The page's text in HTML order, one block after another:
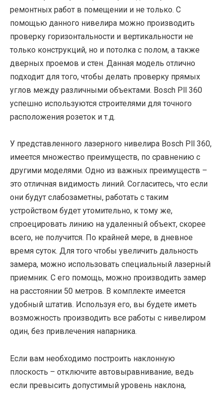
ремонтных работ в помещении и не только. С
помощью данного нивелира можно производить
проверку горизонтальности и вертикальности не
только конструкций, но и потолка с полом, а также
дверных проемов и стен. Данная модель отлично
подходит для того, чтобы делать проверку прямых
углов между различными объектами. Bosch Pll 360
успешно используются строителями для точного
расположения розеток и т.д.
У представленного лазерного нивелира Bosch Pll 360,
имеется множество преимуществ, по сравнению с
другими моделями. Одно из важных преимуществ –
это отличная видимость линий. Согласитесь, что если
они будут слабозаметны, работать с таким
устройством будет утомительно, к тому же,
спроецировать линию на удаленный объект, скорее
всего, не получится. По крайней мере, в дневное
время суток. Для того чтобы увеличить дальность
замера, можно использовать специальный лазерный
приемник. С его помощь, можно производить замер
на расстоянии 50 метров. В комплекте имеется
удобный штатив. Используя его, вы будете иметь
возможность производить все работы с нивелиром
один, без привлечения напарника.
Если вам необходимо построить наклонную
плоскость – отключите автовыравнивание, ведь
если превысить допустимый уровень наклона,